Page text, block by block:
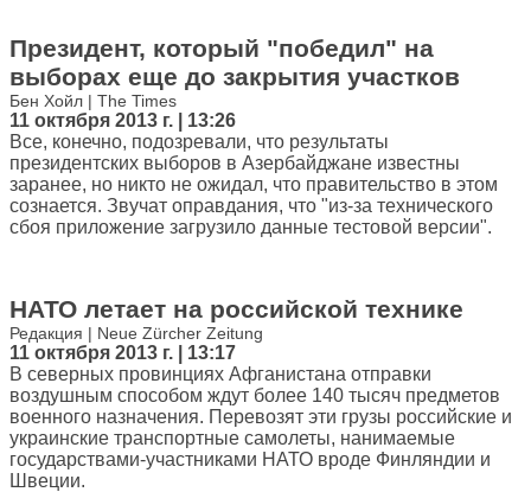
Президент, который "победил" на
выборах еще до закрытия участков
Бен Хойл | The Times
11 октября 2013 г. | 13:26
Все, конечно, подозревали, что результаты
президентских выборов в Азербайджане известны
заранее, но никто не ожидал, что правительство в этом
сознается. Звучат оправдания, что "из-за технического
сбоя приложение загрузило данные тестовой версии".
НАТО летает на российской технике
Редакция | Neue Zürcher Zeitung
11 октября 2013 г. | 13:17
В северных провинциях Афганистана отправки
воздушным способом ждут более 140 тысяч предметов
военного назначения. Перевозят эти грузы российские и
украинские транспортные самолеты, нанимаемые
государствами-участниками НАТО вроде Финляндии и
Швеции.